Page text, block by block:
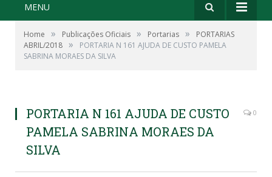
MENU
Home » Publicações Oficiais » Portarias »
PORTARIAS
ABRIL/2018 »
PORTARIA N 161 AJUDA DE CUSTO PAMELA
SABRINA MORAES DA SILVA
PORTARIA N 161 AJUDA DE CUSTO
PAMELA SABRINA MORAES DA
SILVA
0